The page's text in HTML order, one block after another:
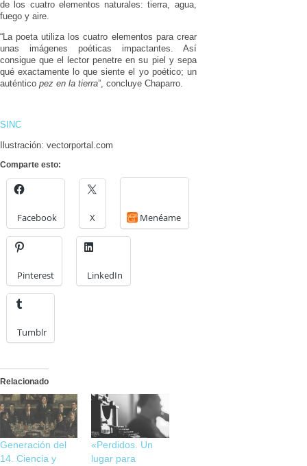
de los cuatro elementos naturales: tierra, agua,
fuego y aire.
“La poeta utiliza los cuatro elementos para crear
unas imágenes poéticas impactantes. Así
consigue que el lector penetre en su piel y sepa
qué exactamente lo que siente el yo poético; un
auténtico pez en la tierra”, concluye Chaparro.
SINC
Ilustración: vectorportal.com
Comparte esto:
Facebook X Menéame
Pinterest LinkedIn
Tumblr
Relacionado
Generación del
14. Ciencia y
«Perdidos. Un
lugar para